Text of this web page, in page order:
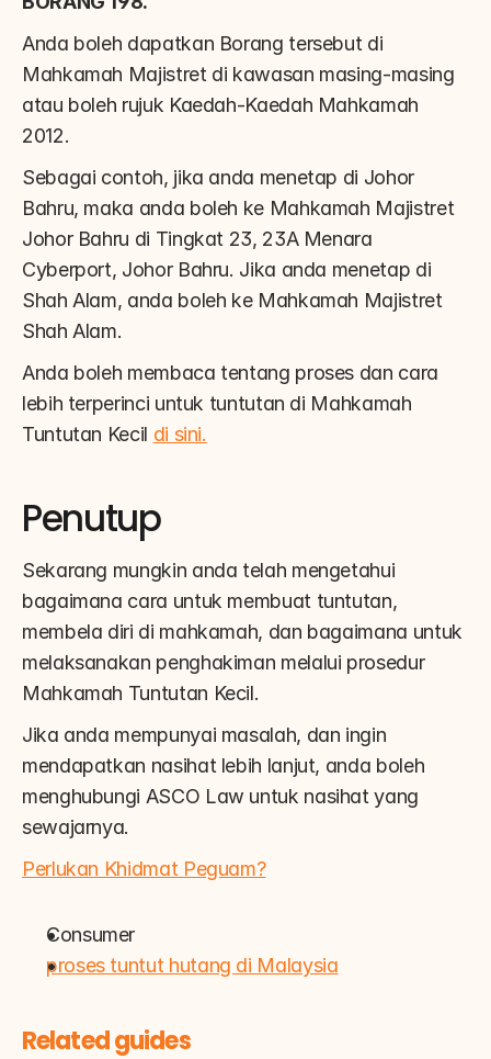
Anda boleh dapatkan Borang tersebut di
Mahkamah Majistret di kawasan masing-masing
atau boleh rujuk Kaedah-Kaedah Mahkamah
2012.
Sebagai contoh, jika anda menetap di Johor
Bahru, maka anda boleh ke Mahkamah Majistret
Johor Bahru di Tingkat 23, 23A Menara
Cyberport, Johor Bahru. Jika anda menetap di
Shah Alam, anda boleh ke Mahkamah Majistret
Shah Alam.
Anda boleh membaca tentang proses dan cara
lebih terperinci untuk tuntutan di Mahkamah
Tuntutan Kecil di sini.
Penutup
Sekarang mungkin anda telah mengetahui
bagaimana cara untuk membuat tuntutan,
membela diri di mahkamah, dan bagaimana untuk
melaksanakan penghakiman melalui prosedur
Mahkamah Tuntutan Kecil.
Jika anda mempunyai masalah, dan ingin
mendapatkan nasihat lebih lanjut, anda boleh
menghubungi ASCO Law untuk nasihat yang
sewajarnya.
Perlukan Khidmat Peguam?
Consumer
proses tuntut hutang di Malaysia
Related guides